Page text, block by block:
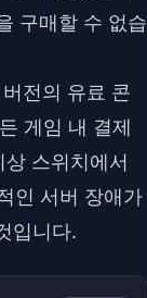
구매할 수 없습
전의 유료 콘
게임 내 결제
스위치에서
인 서버 장애가
입니다.